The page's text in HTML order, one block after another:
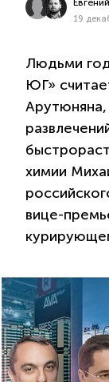
19
Людьми
ЮГ»
химии
вице-